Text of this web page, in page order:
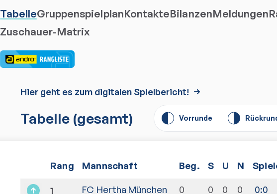
TabelleGruppenspielplanKontakteBilanzenMeldungen
Zuschauer-Matrix
Hier geht es zum digitalen Spielbericht!
Tabelle (gesamt) Vorrunde
Rang Mannschaft Beg. S U N
1 FC Hertha München 0 0 0 0 0:0